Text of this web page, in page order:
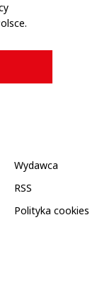
Wydawca
RSS
Polityka cookies